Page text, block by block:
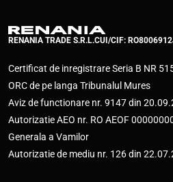
RENANIA TRADE S.R.L.CUI/CIF: RO8006912
Certificat de inregistrare Seria B NR
ORC de pe langa Tribunalul Mures
Aviz de functionare nr. 9147 din
Autorizatie AEO nr. RO AEOF
Generala a Vamilor
Autorizatie de mediu nr. 126 din